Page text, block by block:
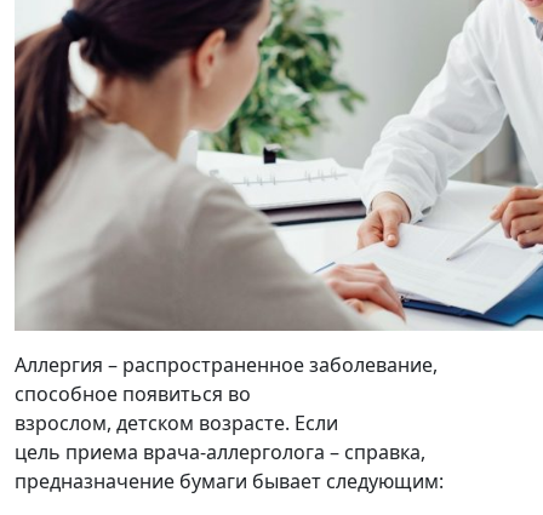
Аллергия – распространенное заболевание,
способное появиться во
взрослом, детском возрасте. Если
цель приема врача-аллерголога – справка,
предназначение бумаги бывает следующим: